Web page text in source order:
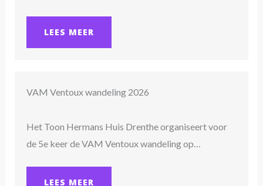
LEES MEER
VAM Ventoux wandeling 2026
Het Toon Hermans Huis Drenthe organiseert voor
de 5e keer de VAM Ventoux wandeling op…
LEES MEER